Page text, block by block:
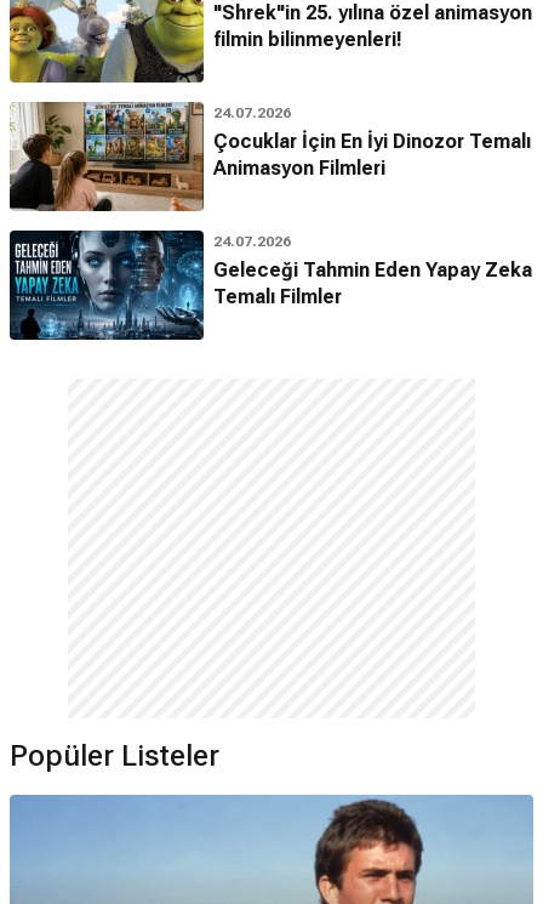
"Shrek"in 25. yılına özel animasyon
filmin bilinmeyenleri!
24.07.2026
Çocuklar İçin En İyi Dinozor Temalı
Animasyon Filmleri
24.07.2026
Geleceği Tahmin Eden Yapay Zeka
Temalı Filmler
Popüler Listeler